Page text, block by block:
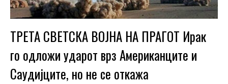
ТРЕТА СВЕТСКА ВОЈНА НА ПРАГОТ Ирак
го одложи ударот врз Американците и
Саудијците, но не се откажа